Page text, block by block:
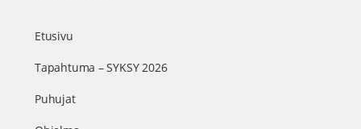
Etusivu
Tapahtuma – SYKSY 2026
Puhujat